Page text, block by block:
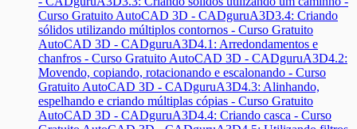
Curso Gratuito AutoCAD 3D - CADguruA3D3.4: Criando
sólidos utilizando múltiplos contornos - Curso Gratuito
AutoCAD 3D - CADguruA3D4.1: Arredondamentos e
chanfros - Curso Gratuito AutoCAD 3D - CADguruA3D4.2:
Movendo, copiando, rotacionando e escalonando - Curso
Gratuito AutoCAD 3D - CADguruA3D4.3: Alinhando,
espelhando e criando múltiplas cópias - Curso Gratuito
AutoCAD 3D - CADguruA3D4.4: Criando casca - Curso